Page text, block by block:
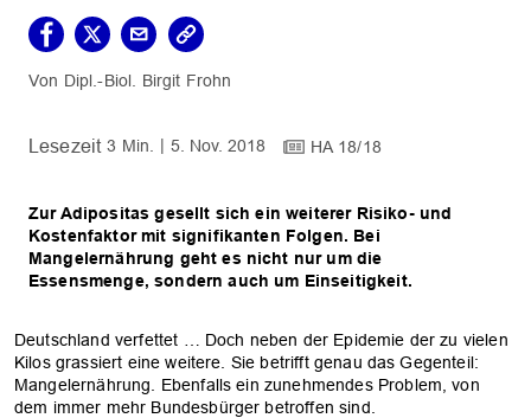
Dipl.-Biol. Birgit Frohn
3 Min. 5. Nov. 2018 HA 18/18
Zur Adipositas gesellt sich ein weiterer Risiko- und
Kostenfaktor mit signifikanten Folgen. Bei
Mangelernährung geht es nicht nur um die
Essensmenge, sondern auch um Einseitigkeit.
Deutschland verfettet … Doch neben der Epidemie der zu vielen
Kilos grassiert eine weitere. Sie betrifft genau das Gegenteil:
Mangelernährung. Ebenfalls ein zunehmendes Problem, von
dem immer mehr Bundesbürger betroffen sind.